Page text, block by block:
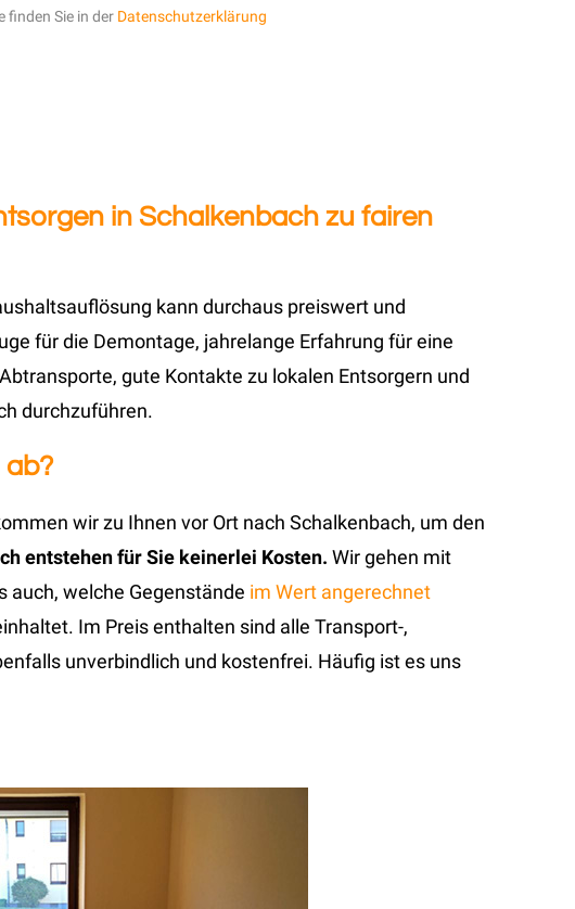
finden Sie in der Datenschutzerklärung
in Schalkenbach zu fairen
kann durchaus preiswert und
für die Demontage, jahrelange Erfahrung für eine
gute Kontakte zu lokalen Entsorgern und
durchzuführen.
ab?
wir zu Ihnen vor Ort nach Schalkenbach, um den
entstehen für Sie keinerlei Kosten. Wir gehen mit
auch, welche Gegenstände im Wert angerechnet
Im Preis enthalten sind alle Transport-,
unverbindlich und kostenfrei. Häufig ist es uns